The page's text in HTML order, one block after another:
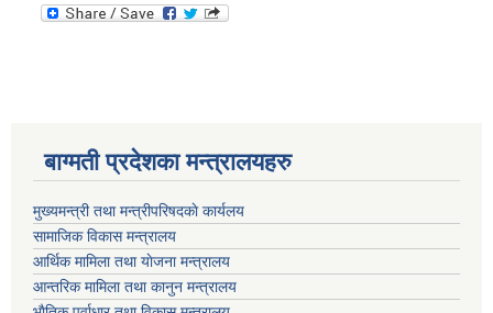
बाग्मती प्रदेशका मन्त्रालयहरु
मुख्यमन्त्री तथा मन्त्रीपरिषदकाे कार्यलय
सामाजिक विकास मन्त्रालय
आर्थिक मामिला तथा याेजना मन्त्रालय
आन्तरिक मामिला तथा कानुन मन्त्रालय